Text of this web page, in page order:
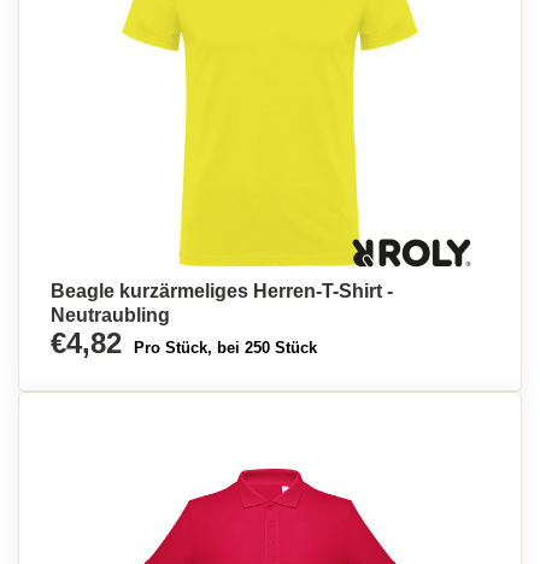
Beagle kurzärmeliges Herren-T-Shirt -
Neutraubling
€4,82 Pro Stück, bei 250 Stück